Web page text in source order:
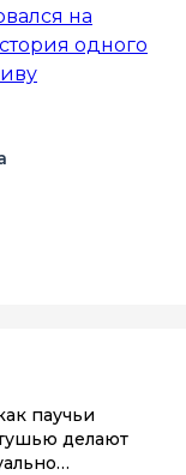
на
одного
паучьи
делают